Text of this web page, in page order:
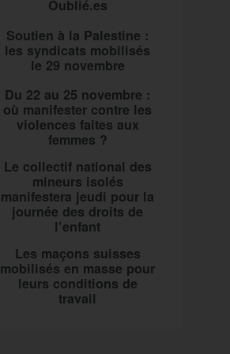
Oublié.es
Soutien à la Palestine :
les syndicats mobilisés
le 29 novembre
Du 22 au 25 novembre :
où manifester contre les
violences faites aux
femmes ?
Le collectif national des
mineurs isolés
manifestera jeudi pour la
journée des droits de
l’enfant
Les maçons suisses
mobilisés en masse pour
leurs conditions de
travail